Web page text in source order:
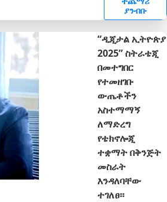
ያንብቡ
“ዲጂታል ኢትዮጵያ
2025” ስትራቴጂ
በመተግበር
የተመዘገቡ
ውጤቶችን
አስተማማኝ
ለማድረግ
የቴክኖሎጂ
ተቋማት በቅንጅት
መስራት
እንዳለባቸው
ተገለፀ፡፡